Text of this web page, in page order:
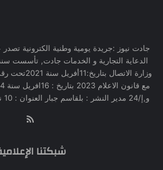
جادت نيوز :جريدة يومية وطنية الكترونية
و,إ/24 مدير النشر : بلقاسم جبار العنوان : 10 نهج الجمهورية برج بوعريريج
شبكتنا